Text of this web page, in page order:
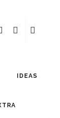
IDEAS